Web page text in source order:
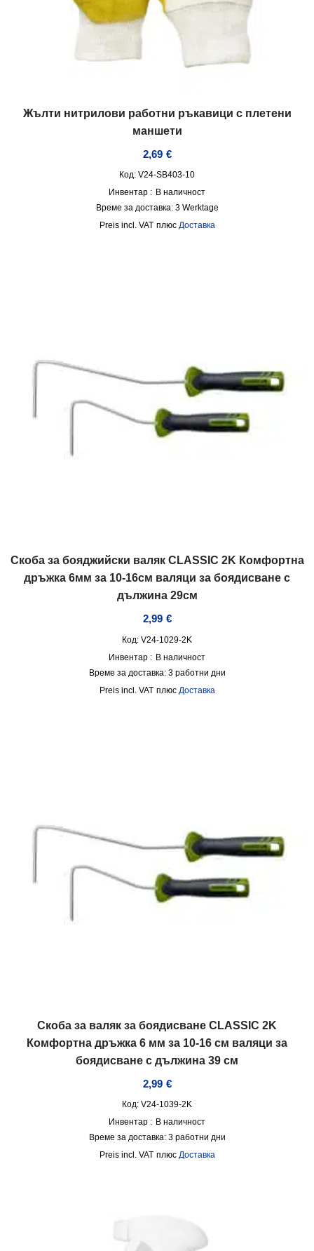
Жълти нитрилови работни ръкавици с плетени
маншети
2,69 €
Код: V24-SB403-10
Инвентар : В наличност
Време за доставка: 3 Werktage
incl. VAT плюс Доставка
Скоба за бояджийски валяк CLASSIC 2K Комфортна
дръжка 6мм за 10-16см валяци за боядисване с
дължина 29см
2,99 €
Код: V24-1029-2K
Инвентар : В наличност
Време за доставка: 3 работни дни
incl. VAT плюс Доставка
Скоба за валяк за боядисване CLASSIC 2K
Комфортна дръжка 6 мм за 10-16 см валяци за
боядисване с дължина 39 см
2,99 €
Код: V24-1039-2K
Инвентар : В наличност
Време за доставка: 3 работни дни
incl. VAT плюс Доставка